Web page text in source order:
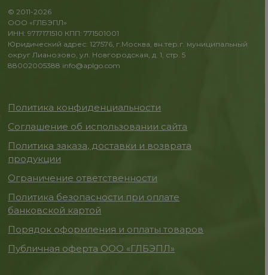
© 2011-2026
ООО «ГЛБЭПЛ»
ИНН: 9717171510 КПП: 771501001
Юридический адрес: 127576, г.Москва, вн.тер.г. муниципальный
округ Лианозово, ул. Новгородская, д. 1, стр. 5
88002005388 info@aplgo.com
Политика конфиденциальности
Соглашение об использовании сайта
Политика заказа, доставки и возврата
продукции
Ограничение ответственности
Политика безопасности при оплате
банковской картой
Порядок оформления и оплаты товаров
Публичная оферта ООО «ГЛБЭПЛ»